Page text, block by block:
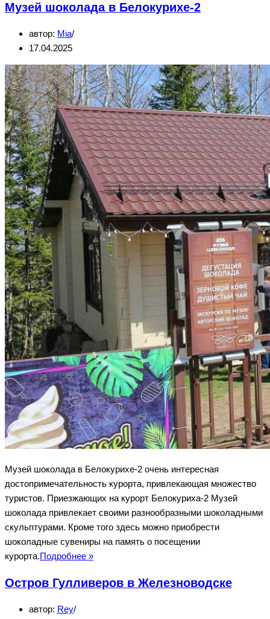
Музей шоколада в Белокурихе-2
автор: Mia
17.04.2025
Музей шоколада в Белокурихе-2 очень интересная
достопримечательность курорта, привлекающая множество
туристов. Приезжающих на курорт Белокуриха-2 Музей
шоколада привлекает своими разнообразными шоколадными
скульптурами. Кроме того здесь можно приобрести
шоколадные сувениры на память о посещении
курорта.Подробнее »Музей
в
Остров Гулливеров в Железноводске
автор: Rey